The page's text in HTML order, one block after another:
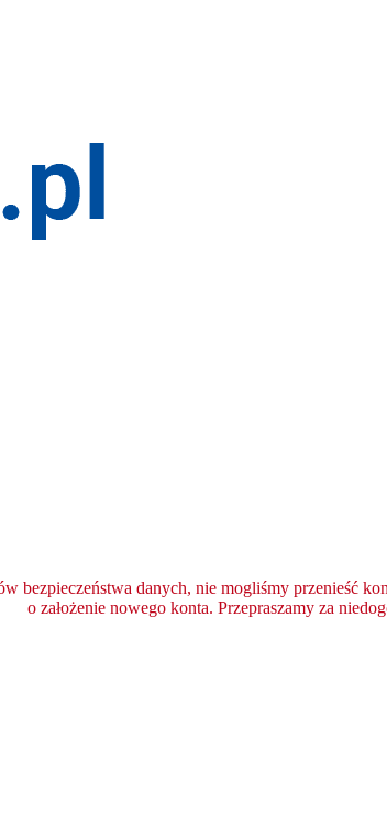
bezpieczeństwa danych, nie mogliśmy przenieść
o założenie nowego konta. Przepraszamy za